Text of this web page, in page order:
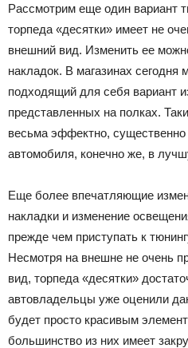
Рассмотрим еще один вариант
торпеда «десятки» имеет не
внешний вид. Изменить ее
накладок. В магазинах
подходящий для себя вариант
представленных на полках.
весьма эффектно,
автомобиля, конечно же, в
Еще более впечатляющие
накладки и изменение
прежде чем приступать к
Несмотря на внешне не очень
вид, торпеда «десятки»
автовладельцы уже оценили
будет просто красивым
большинство из них имеет